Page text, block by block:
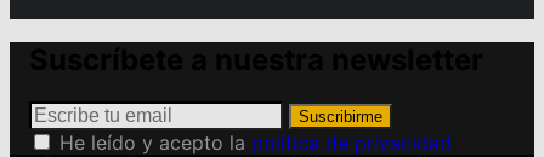
Suscribirme
He leído y acepto la política de privacidad